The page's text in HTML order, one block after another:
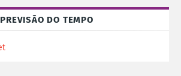
PREVISÃO DO TEMPO